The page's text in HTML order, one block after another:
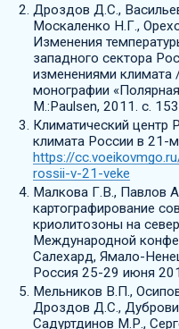
Дроздов Д.С.,
Москаленко Н.Г.,
Изменения
западного сектора
изменениями климата
монографии
М.:Paulsen, 2011. c.
Климатический центр
климата России в 21-м
https://
rossii-v-21-veke
Малкова Г.В., Павлов
картографирование
криолитозоны на
Международной
Салехард, Ямало-
Россия 25-29 июня
Мельников В.П.,
Дроздов Д.С.,
Садуртдинов М.Р.,